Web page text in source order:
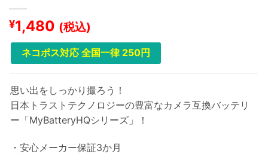
¥1,480 (税込)
ネコポス対応 全国一律 250円
思い出をしっかり撮ろう！
日本トラストテクノロジーの豊富なカメラ互換バッテリ
ー「MyBatteryHQシリーズ」！
・安心メーカー保証3か月